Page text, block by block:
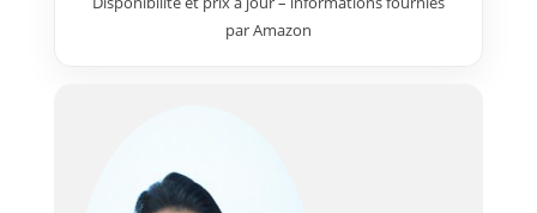
courantes Levier à
par Amazon